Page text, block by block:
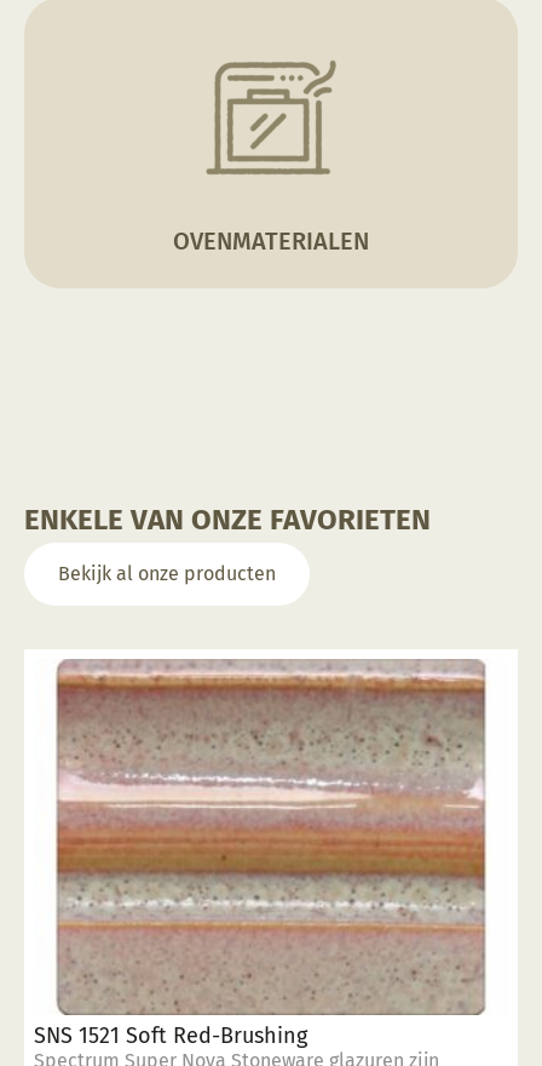
OVENMATERIALEN
ENKELE VAN ONZE FAVORIETEN
Bekijk al onze producten
SNS 1521 Soft Red-Brushing
Spectrum Super Nova Stoneware glazuren zijn